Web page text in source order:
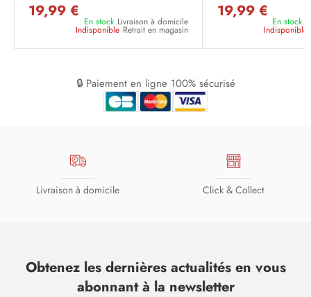
19,99 €
En stock Livraison à domicile
Indisponible Retrait en magasin
19,99 €
En stock
Indisponible
🔒 Paiement en ligne 100% sécurisé
Livraison à domicile Click & Collect
Obtenez les dernières actualités en vous
abonnant à la newsletter